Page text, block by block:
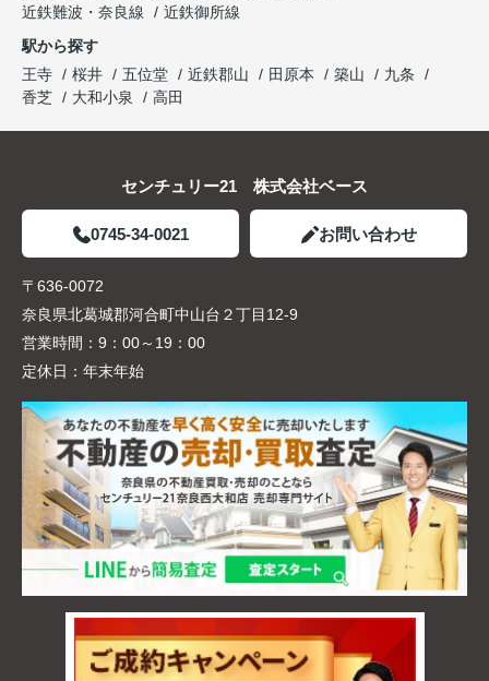
近鉄難波・奈良線
近鉄御所線
駅から探す
王寺
桜井 五位堂 近鉄郡山 田原本 築山
九条
香芝
大和小泉 高田
センチュリー21 株式会社ベース
0745-34-0021 お問い合わせ
〒636-0072
奈良県北葛城郡河合町中山台２丁目12-9
営業時間： 9：00～19：00
定休日： 年末年始